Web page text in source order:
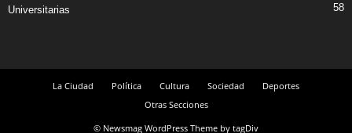
Universitarias 58
La Ciudad Política Cultura Sociedad
Deportes
Otras Secciones
© Newsmag WordPress Theme by tagDiv